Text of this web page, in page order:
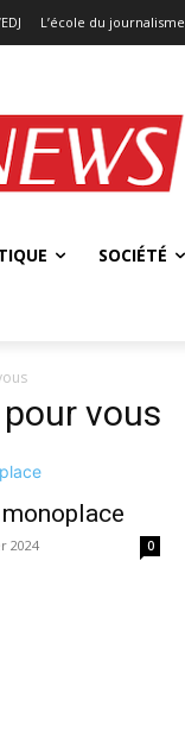
L’école du journalisme
SOCIÉTÉ
vous
2024 0